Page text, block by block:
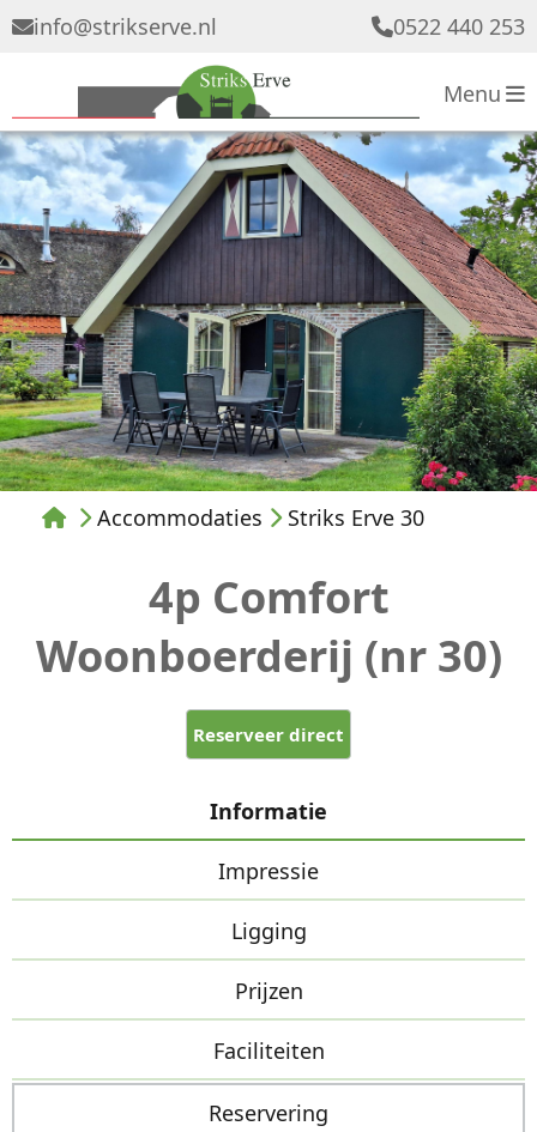
Menu
info@strikserve.nl 0522 440 253
Accommodaties Striks Erve 30
4p Comfort
Woonboerderij (nr 30)
Reserveer direct
Informatie
Impressie
Ligging
Prijzen
Faciliteiten
Reservering